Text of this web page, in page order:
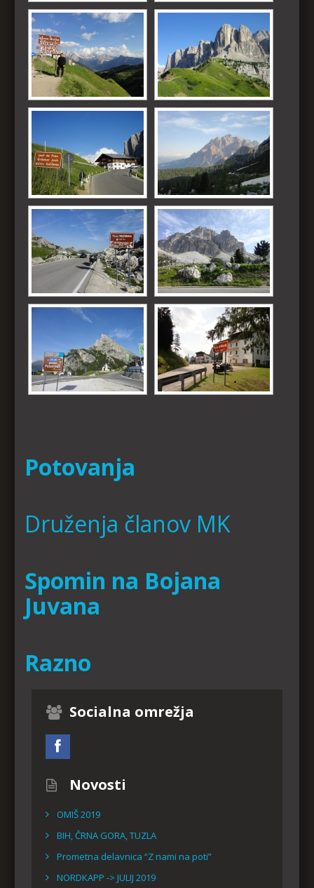
Potovanja
Druženja članov MK
Spomin na Bojana
Juvana
Razno
Socialna omrežja
Novosti
OMIŠ 2019
BIH, ČRNA GORA, TUZLA
Prometna delavnica “Z nami na poti”
NORDKAPP -> JULIJ 2019